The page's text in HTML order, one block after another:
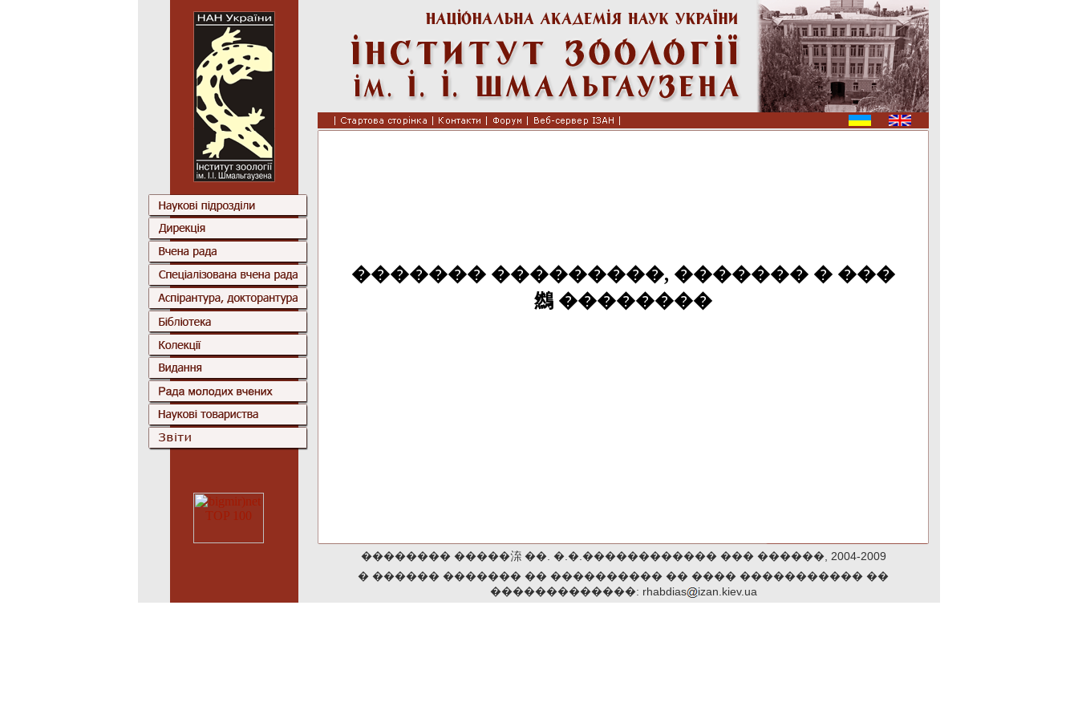
������� ���������, ������� � ���
䳿 ��������
�������� �����㳿 ��. �.�.������������ ��� ������, 2004-2009
� ������ ������� �� ���������� �� ���� ����������� ��
�������������: rhabdias
izan.kiev.ua